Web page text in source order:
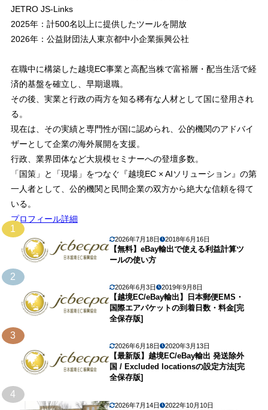
JETRO JS-Links
2025年：計500名以上に提供したツールを開放
2026年：公益財団法人東京都中小企業振興公社
在職中に構築した越境EC事業と高配当株で富裕層・配当生活で経
済的基盤を確立し、早期退職。
その後、実業と行政の両方を知る稀有な人材として国に登用され
る。
現在は、その実績と専門性が国に認められ、公的機関のアドバイ
ザーとして企業の海外展開を支援。
行政、業界団体など大規模セミナーへの登壇多数。
「国策」と「現場」をつなぐ『越境EC × AIソリューション』の第
一人者として、公的機関と民間企業の双方から絶大な信頼を得て
いる。
プロフィール詳細
1
2026年7月18日 2018年6月16日
【無料】eBay輸出で使える利益計算ツ
ールの使い方
2
2026年6月3日 2019年9月8日
【越境EC/eBay輸出】日本郵便EMS・
国際エアパケットの到着日数・料金[完
全保存版]
3
2026年6月18日 2020年3月13日
【最新版】越境EC/eBay輸出 発送除外
国 / Excluded locationsの設定方法[完
全保存版]
4
2026年7月14日 2022年10月10日